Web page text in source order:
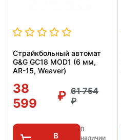
Страйкбольный автомат
G&G GC18 MOD1 (6 мм,
AR-15, Weaver)
38
599
61 754
В
В
наличии